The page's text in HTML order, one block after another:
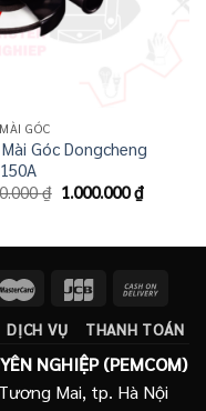
GÓC
Góc Dongcheng
₫ Giá
1.050.000 ₫.
1.000.000₫Giá
là:
DỊCH VỤ THANH TOÁN
NGHIỆP (PEMCOM)
Mai, tp. Hà Nội